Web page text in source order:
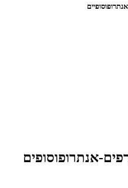
אנתרופוסופים